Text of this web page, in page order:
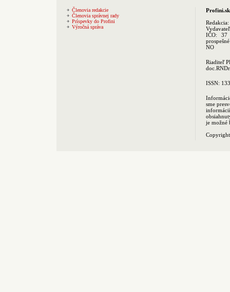
Členovia redakcie
Členovia správnej rady
Príspevky do Profini
Výročná správa
Profini.sk
Redakcia:
IČO: 37
NO
Riaditeľ
ISSN:
sme
je možné